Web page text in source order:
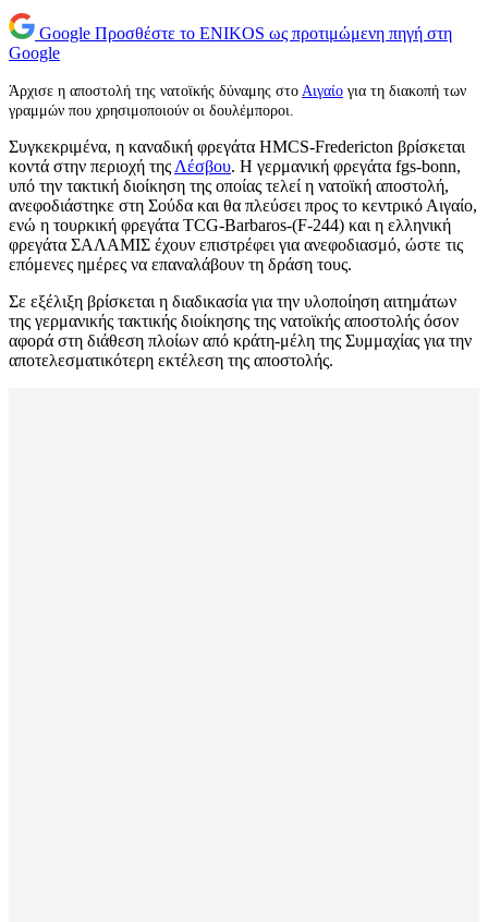
Google Προσθέστε το ENIKOS ως προτιμώμενη πηγή στη
Google
Άρχισε η αποστολή της νατοϊκής δύναμης στο Αιγαίο για τη διακοπή των
γραμμών που χρησιμοποιούν οι δουλέμποροι.
Συγκεκριμένα, η καναδική φρεγάτα HMCS-Fredericton βρίσκεται
κοντά στην περιοχή της Λέσβου. Η γερμανική φρεγάτα fgs-bonn,
υπό την τακτική διοίκηση της οποίας τελεί η νατοϊκή αποστολή,
ανεφοδιάστηκε στη Σούδα και θα πλεύσει προς το κεντρικό Αιγαίο,
ενώ η τουρκική φρεγάτα TCG-Barbaros-(F-244) και η ελληνική
φρεγάτα ΣΑΛΑΜΙΣ έχουν επιστρέφει για ανεφοδιασμό, ώστε τις
επόμενες ημέρες να επαναλάβουν τη δράση τους.
Σε εξέλιξη βρίσκεται η διαδικασία για την υλοποίηση αιτημάτων
της γερμανικής τακτικής διοίκησης της νατοϊκής αποστολής όσον
αφορά στη διάθεση πλοίων από κράτη-μέλη της Συμμαχίας για την
αποτελεσματικότερη εκτέλεση της αποστολής.